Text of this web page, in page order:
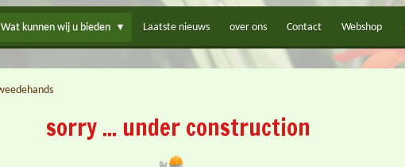
Wat kunnen wij u bieden Laatste nieuws over ons Contact Webshop
sorry ... under construction